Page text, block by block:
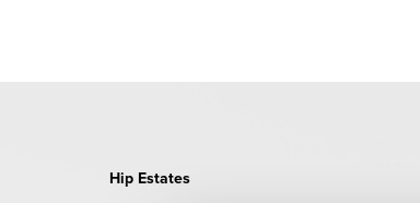
Hip Estates